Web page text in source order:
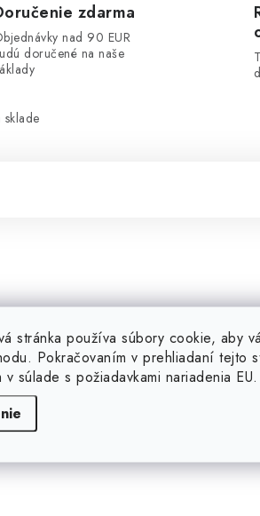
stránka používa súbory cookie, aby
Pokračovaním v prehliadaní tejto
súlade s požiadavkami nariadenia EU.
zdarma
nad 90 EUR
doručené na naše
Diel je vybavený
proti vyškubnutiu